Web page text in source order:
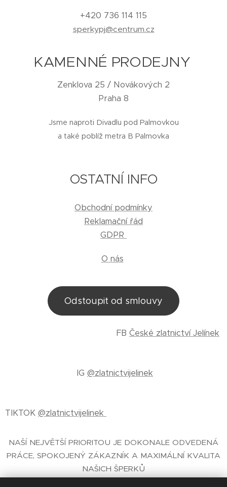
+420 736 114 115
sperkypj@centrum.cz
KAMENNÉ PRODEJNY
Zenklova 25 / Novákových 2
Praha 8
Jsme naproti Divadlu pod Palmovkou
a také poblíž metra B Palmovka
OSTATNÍ INFO
Obchodní podmínky
Reklamační řád
GDPR
O nás
Odstoupit od smlouvy
FB České zlatnictví Jelínek
IG @zlatnictvijelinek
TIKTOK @zlatnictvijelinek
NAŠÍ NEJVĚTŠÍ PRIORITOU JE DOKONALE ODVEDENÁ
PRÁCE, SPOKOJENÝ ZÁKAZNÍK A MAXIMÁLNÍ KVALITA
NAŠICH ŠPERKŮ